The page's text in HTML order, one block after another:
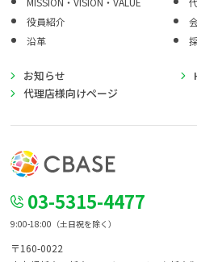
役員紹介
沿革
お知らせ
代理店様向けページ
03-5315-4477
9:00-18:00（土日祝を除く）
〒160-0022